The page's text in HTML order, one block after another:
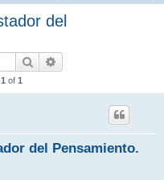
del
Search
1 of 1
del Pensamiento.